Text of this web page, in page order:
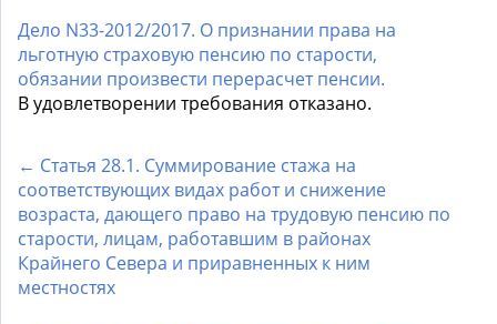
Дело N33-2012/2017. О признании права на
льготную страховую пенсию по старости,
обязании произвести перерасчет пенсии.
В удовлетворении требования отказано.
← Статья 28.1. Суммирование стажа на
соответствующих видах работ и снижение
возраста, дающего право на трудовую пенсию по
старости, лицам, работавшим в районах
Крайнего Севера и приравненных к ним
местностях